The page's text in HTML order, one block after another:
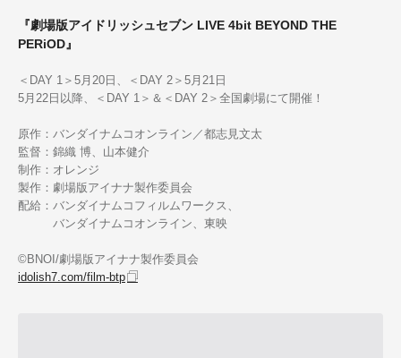
『劇場版アイドリッシュセブン LIVE 4bit BEYOND THE
PERiOD』
＜DAY 1＞5月20日、＜DAY 2＞5月21日
5月22日以降、＜DAY 1＞＆＜DAY 2＞全国劇場にて開催！
原作：バンダイナムコオンライン／都志見文太
監督：錦織 博、山本健介
制作：オレンジ
製作：劇場版アイナナ製作委員会
配給：バンダイナムコフィルムワークス、
バンダイナムコオンライン、東映
©BNOI/劇場版アイナナ製作委員会
idolish7.com/film-btp